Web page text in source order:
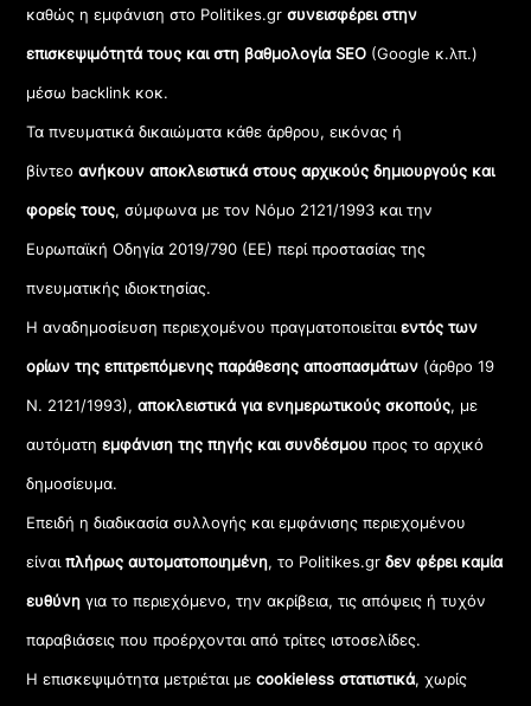
καθώς η εμφάνιση στο Politikes.gr συνεισφέρει στην
επισκεψιμότητά τους και στη βαθμολογία SEO (Google κ.λπ.)
μέσω backlink κοκ.
Τα πνευματικά δικαιώματα κάθε άρθρου, εικόνας ή
βίντεοανήκουν αποκλειστικά στους αρχικούς δημιουργούς και
φορείς τους, σύμφωνα με τον Νόμο 2121/1993 και την
Ευρωπαϊκή Οδηγία 2019/790 (ΕΕ) περί προστασίας της
πνευματικής ιδιοκτησίας.
Η αναδημοσίευση περιεχομένου πραγματοποιείταιεντός των
ορίων της επιτρεπόμενης παράθεσης αποσπασμάτων (άρθρο 19
Ν. 2121/1993), αποκλειστικά για ενημερωτικούς σκοπούς, με
αυτόματηεμφάνιση της πηγής και συνδέσμου προς το αρχικό
δημοσίευμα.
Επειδή η διαδικασία συλλογής και εμφάνισης περιεχομένου
είναιπλήρως αυτοματοποιημένη, το Politikes.grδεν φέρει καμία
ευθύνη για το περιεχόμενο, την ακρίβεια, τις απόψεις ή τυχόν
παραβιάσεις που προέρχονται από τρίτες ιστοσελίδες.
Η επισκεψιμότητα μετριέται μεcookieless στατιστικά, χωρίς